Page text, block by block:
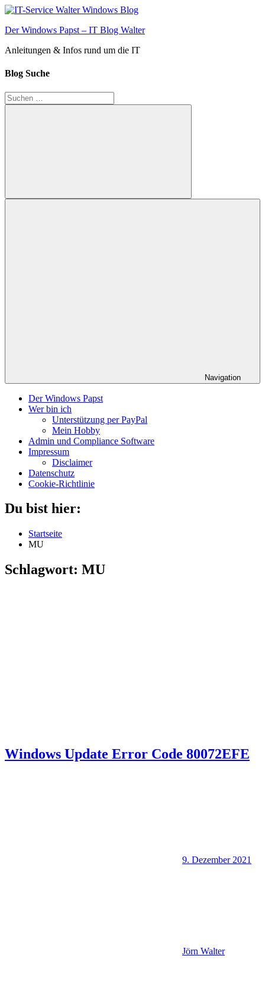
Zum
springen
Der Windows Papst – IT Blog Walter
Anleitungen & Infos rund um die IT
Blog Suche
Suchen
nach:
Suchen
Navigation
Der Windows Papst
Wer bin ich
Unterstützung per PayPal
Mein Hobby
Admin und Compliance Software
Impressum
Disclaimer
Datenschutz
Cookie-Richtlinie
Du bist hier:
Startseite
MU
Schlagwort: MU
Windows Update Error Code 80072EFE
9. Dezember 2021
Jörn Walter